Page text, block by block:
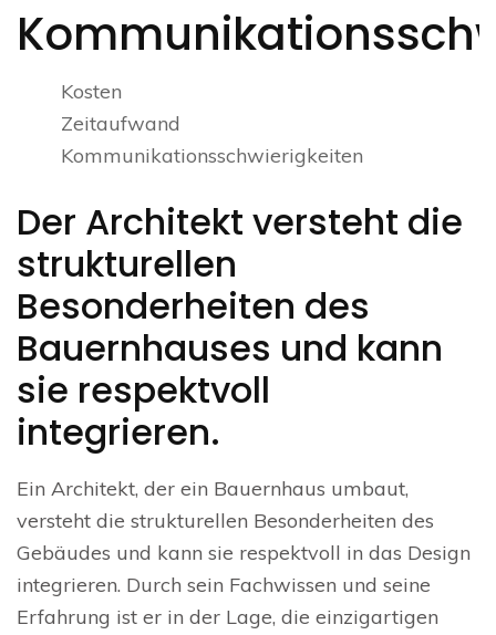
Kosten
Zeitaufwand
Kommunikationsschwierigkeiten
Der Architekt versteht die
strukturellen
Besonderheiten des
Bauernhauses und kann
sie respektvoll
integrieren.
Ein Architekt, der ein Bauernhaus umbaut,
versteht die strukturellen Besonderheiten des
Gebäudes und kann sie respektvoll in das Design
integrieren. Durch sein Fachwissen und seine
Erfahrung ist er in der Lage, die einzigartigen